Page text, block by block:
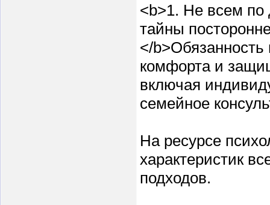
<b>1. Не всем
тайны
</
комфорта и
включая
семейное
На ресурсе
характеристик
подходов.